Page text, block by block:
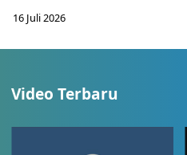
16 Juli 2026
Video Terbaru